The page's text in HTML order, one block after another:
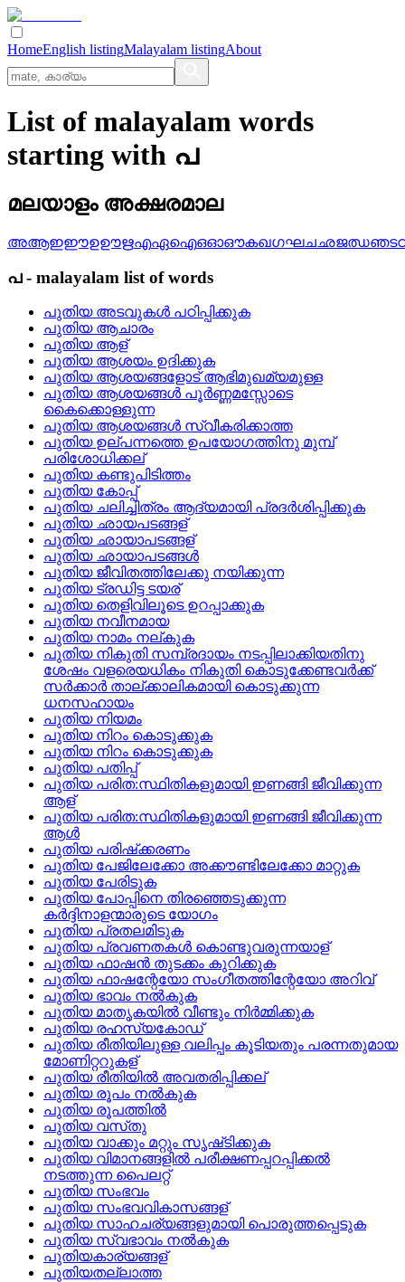
HomeEnglish listingMalayalam listingAbout
List of malayalam words
starting with പ
മലയാളം അക്ഷരമാല
അആഇഈഉഊഋഎഏഐഒഓഔകഖഗഘചഛജഝഞട
പ- malayalam list of words
പുതിയ അടവുകള്‍ പഠിപ്പിക്കുക
പുതിയ ആചാരം
പുതിയ ആള്
പുതിയ ആശയം ഉദിക്കുക
പുതിയ ആശയങ്ങളോട് ആഭിമുഖമ്യമുള്ള
പുതിയ ആശയങ്ങള്‍ പൂര്‍ണ്ണമസ്സോടെ
കൈക്കൊള്ളുന്ന
പുതിയ ആശയങ്ങള്‍ സ്വീകരിക്കാത്ത
പുതിയ ഉല്‌പന്നത്തെ ഉപയോഗത്തിനു മുമ്പ്‌
പരിശോധിക്കല്
പുതിയ കണ്ടുപിടിത്തം
പുതിയ കോപ്പ്
പുതിയ ചലിച്ചിത്രം ആദ്യമായി പ്രദര്‍ശിപ്പിക്കുക
പുതിയ ഛായപടങ്ങള്
പുതിയ ഛായാപടങ്ങള്
പുതിയ ഛായാപടങ്ങള്‍
പുതിയ ജീവിതത്തിലേക്കു നയിക്കുന്ന
പുതിയ ട്രഡിട്ട ടയര്
പുതിയ തെളിവിലൂടെ ഉറപ്പാക്കുക
പുതിയ നവീനമായ
പുതിയ നാമം നല്കുക
പുതിയ നികുതി സമ്പ്രദായം നടപ്പിലാക്കിയതിനു
ശേഷം വളരെയധികം നികുതി കൊടുക്കേണ്ടവര്‍ക്ക്‌
സര്‍ക്കാര്‍ താല്‌ക്കാലികമായി കൊടുക്കുന്ന
ധനസഹായം
പുതിയ നിയമം
പുതിയ നിറം കൊടുക്കുക
പുതിയ നിറം കൊടുക്കുക
പുതിയ പതിപ്പ്
പുതിയ പരിത:സ്ഥിതികളുമായി ഇണങ്ങി ജീവിക്കുന്ന
ആള്
പുതിയ പരിത:സ്ഥിതികളുമായി ഇണങ്ങി ജീവിക്കുന്ന
ആള്‍
പുതിയ പരിഷ്‌ക്കരണം
പുതിയ പേജിലേക്കോ അക്കൗണ്ടിലേക്കോ മാറ്റുക
പുതിയ പേരിടുക
പുതിയ പോപ്പിനെ തിരഞ്ഞെടുക്കുന്ന
കര്‍ദ്ദിനാളന്മാരുടെ യോഗം
പുതിയ പ്രതലമിടുക
പുതിയ പ്രവണതകള്‍ കൊണ്ടുവരുന്നയാള്
പുതിയ ഫാഷന്‍ തുടക്കം കുറിക്കുക
പുതിയ ഫാഷന്റേയോ സംഗീതത്തിന്റേയോ അറിവ്
പുതിയ ഭാവം നല്‍കുക
പുതിയ മാതൃകയില്‍ വീണ്ടും നിര്‍മ്മിക്കുക
പുതിയ രഹസ്യകോഡ്
പുതിയ രീതിയിലുള്ള വലിപ്പം കൂടിയതും പരന്നതുമായ
മോണിറ്ററുകള്
പുതിയ രീതിയില്‍ അവതരിപ്പിക്കല്
പുതിയ രൂപം നല്‍കുക
പുതിയ രൂപത്തില്‍
പുതിയ വസ്‌തു
പുതിയ വാക്കും മറ്റും സൃഷ്‌ടിക്കുക
പുതിയ വിമാനങ്ങളില്‍ പരീക്ഷണപ്പറപ്പിക്കല്‍
നടത്തുന്ന പൈലറ്റ്
പുതിയ സംഭവം
പുതിയ സംഭവവികാസങ്ങള്
പുതിയ സാഹചര്യങ്ങളുമായി പൊരുത്തപ്പെടുക
പുതിയ സ്വഭാവം നല്‍കുക
പുതിയകാര്യങ്ങള്
പുതിയതല്ലാത്ത